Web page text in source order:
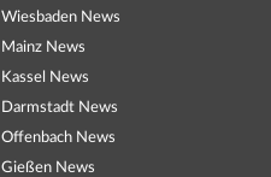
Wiesbaden News
Mainz News
Kassel News
Darmstadt News
Offenbach News
Gießen News